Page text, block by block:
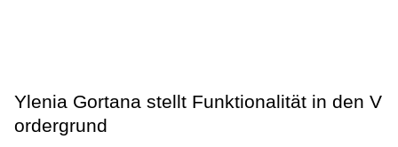
Ylenia Gortana stellt Funktionalität in den V
ordergrund